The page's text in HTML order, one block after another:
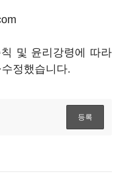
및 윤리강령에 따라
정했습니다.